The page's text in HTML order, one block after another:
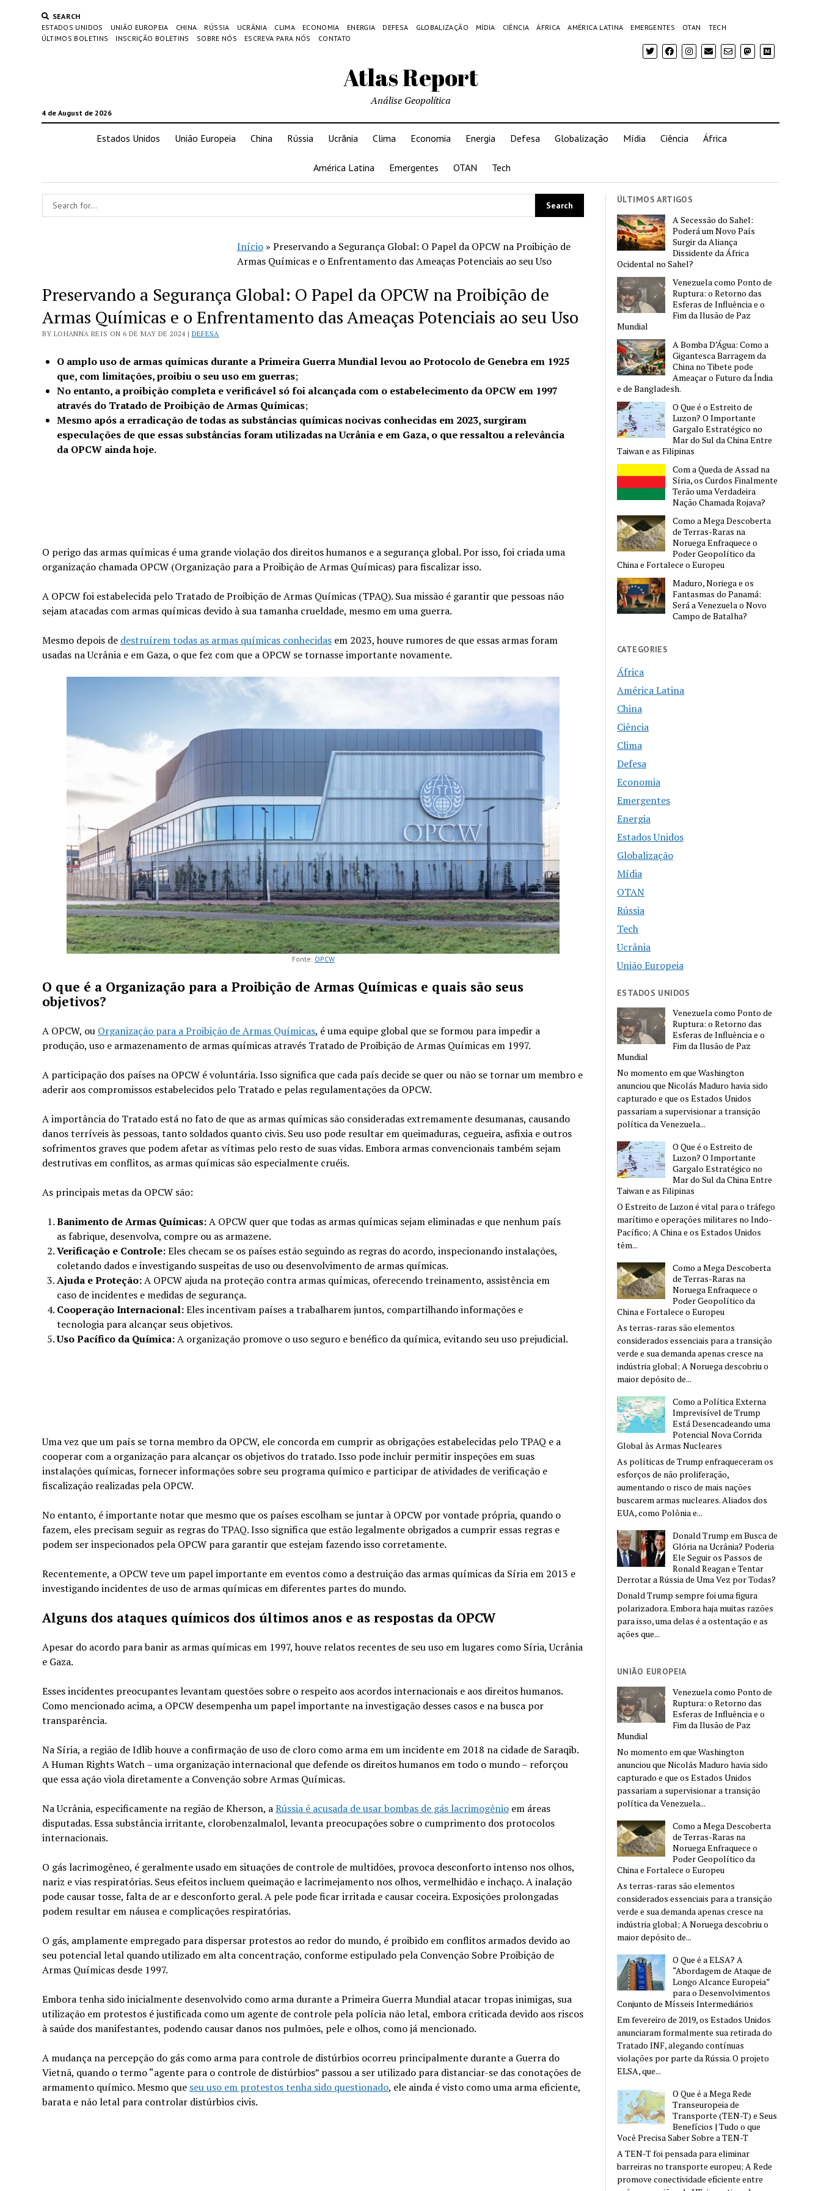
SEARCH
ESTADOS UNIDOS
UNIÃO EUROPEIA CHINA RÚSSIA UCRÂNIA CLIMA ECONOMIA ENERGIA DEFESA GLOBALIZAÇÃO MÍDIA CIÊNCIA ÁFRICA AMÉRICA LATINA EMERGENTES OTAN
TECH
ÚLTIMOS BOLETINS
INSCRIÇÃO BOLETINS SOBRE NÓS ESCREVA PARA NÓS CONTATO
Atlas Report
4 de August de 2026
Análise Geopolítica
Estados Unidos União Europeia China Rússia Ucrânia Clima Economia Energia Defesa Globalização Mídia Ciência África
América Latina Emergentes OTAN Tech
Início» Preservando a Segurança Global: O Papel da OPCW na Proibição de
Armas Químicas e o Enfrentamento das Ameaças Potenciais ao seu Uso
Preservando a Segurança Global: O Papel da OPCW na Proibição de
Armas Químicas e o Enfrentamento das Ameaças Potenciais ao seu Uso
BY LOHANNA REIS ON 6 DE MAY DE 2024 | DEFESA
O amplo uso de armas químicas durante a Primeira Guerra Mundial levou ao Protocolo de Genebra em 1925
que, com limitações, proibiu o seu uso em guerras;
No entanto, a proibição completa e verificável só foi alcançada com o estabelecimento da OPCW em 1997
através do Tratado de Proibição de Armas Químicas;
Mesmo após a erradicação de todas as substâncias químicas nocivas conhecidas em 2023, surgiram
especulações de que essas substâncias foram utilizadas na Ucrânia e em Gaza, o que ressaltou a relevância
da OPCW ainda hoje.
O perigo das armas químicas é uma grande violação dos direitos humanos e a segurança global. Por isso, foi criada uma
organização chamada OPCW (Organização para a Proibição de Armas Químicas) para fiscalizar isso.
A OPCW foi estabelecida pelo Tratado de Proibição de Armas Químicas (TPAQ). Sua missão é garantir que pessoas não
sejam atacadas com armas químicas devido à sua tamanha crueldade, mesmo em uma guerra.
Mesmo depois de destruírem todas as armas químicas conhecidasem 2023, houve rumores de que essas armas foram
usadas na Ucrânia e em Gaza, o que fez com que a OPCW se tornasse importante novamente.
Fonte: OPCW
O que é a Organização para a Proibição de Armas Químicas e quais são seus
objetivos?
A OPCW, ou Organização para a Proibição de Armas Químicas, é uma equipe global que se formou para impedir a
produção, uso e armazenamento de armas químicas através Tratado de Proibição de Armas Químicas em 1997.
A participação dos países na OPCW é voluntária. Isso significa que cada país decide se quer ou não se tornar um membro e
aderir aos compromissos estabelecidos pelo Tratado e pelas regulamentações da OPCW.
A importância do Tratado está no fato de que as armas químicas são consideradas extremamente desumanas, causando
danos terríveis às pessoas, tanto soldados quanto civis. Seu uso pode resultar em queimaduras, cegueira, asfixia e outros
sofrimentos graves que podem afetar as vítimas pelo resto de suas vidas. Embora armas convencionais também sejam
destrutivas em conflitos, as armas químicas são especialmente cruéis.
As principais metas da OPCW são:
Banimento de Armas Químicas:A OPCW quer que todas as armas químicas sejam eliminadas e que nenhum país
as fabrique, desenvolva, compre ou as armazene.
Verificação e Controle:Eles checam se os países estão seguindo as regras do acordo, inspecionando instalações,
coletando dados e investigando suspeitas de uso ou desenvolvimento de armas químicas.
Ajuda e Proteção:A OPCW ajuda na proteção contra armas químicas, oferecendo treinamento, assistência em
caso de incidentes e medidas de segurança.
Cooperação Internacional:Eles incentivam países a trabalharem juntos, compartilhando informações e
tecnologia para alcançar seus objetivos.
Uso Pacífico da Química:A organização promove o uso seguro e benéfico da química, evitando seu uso prejudicial.
Uma vez que um país se torna membro da OPCW, ele concorda em cumprir as obrigações estabelecidas pelo TPAQ e a
cooperar com a organização para alcançar os objetivos do tratado. Isso pode incluir permitir inspeções em suas
instalações químicas, fornecer informações sobre seu programa químico e participar de atividades de verificação e
fiscalização realizadas pela OPCW.
No entanto, é importante notar que mesmo que os países escolham se juntar à OPCW por vontade própria, quando o
fazem, eles precisam seguir as regras do TPAQ. Isso significa que estão legalmente obrigados a cumprir essas regras e
podem ser inspecionados pela OPCW para garantir que estejam fazendo isso corretamente.
Recentemente, a OPCW teve um papel importante em eventos como a destruição das armas químicas da Síria em 2013 e
investigando incidentes de uso de armas químicas em diferentes partes do mundo.
Alguns dos ataques químicos dos últimos anos e as respostas da OPCW
Apesar do acordo para banir as armas químicas em 1997, houve relatos recentes de seu uso em lugares como Síria, Ucrânia
e Gaza.
Esses incidentes preocupantes levantam questões sobre o respeito aos acordos internacionais e aos direitos humanos.
Como mencionado acima, a OPCW desempenha um papel importante na investigação desses casos e na busca por
transparência.
Na Síria, a região de Idlib houve a confirmação de uso de cloro como arma em um incidente em 2018 na cidade de Saraqib.
A Human Rights Watch – uma organização internacional que defende os direitos humanos em todo o mundo – reforçou
que essa ação viola diretamente a Convenção sobre Armas Químicas.
Na Ucrânia, especificamente na região de Kherson, aRússia é acusada de usar bombas de gás lacrimogênioem áreas
disputadas. Essa substância irritante, clorobenzalmalol, levanta preocupações sobre o cumprimento dos protocolos
internacionais.
O gás lacrimogêneo, é geralmente usado em situações de controle de multidões, provoca desconforto intenso nos olhos,
nariz e vias respiratórias. Seus efeitos incluem queimação e lacrimejamento nos olhos, vermelhidão e inchaço. A inalação
pode causar tosse, falta de ar e desconforto geral. A pele pode ficar irritada e causar coceira. Exposições prolongadas
podem resultar em náusea e complicações respiratórias.
O gás, amplamente empregado para dispersar protestos ao redor do mundo, é proibido em conflitos armados devido ao
seu potencial letal quando utilizado em alta concentração, conforme estipulado pela Convenção Sobre Proibição de
Armas Químicas desde 1997.
Embora tenha sido inicialmente desenvolvido como arma durante a Primeira Guerra Mundial atacar tropas inimigas, sua
utilização em protestos é justificada como um agente de controle pela polícia não letal, embora criticada devido aos riscos
à saúde dos manifestantes, podendo causar danos nos pulmões, pele e olhos, como já mencionado.
A mudança na percepção do gás como arma para controle de distúrbios ocorreu principalmente durante a Guerra do
Vietnã, quando o termo “agente para o controle de distúrbios” passou a ser utilizado para distanciar-se das conotações de
armamento químico. Mesmo que seu uso em protestos tenha sido questionado, ele ainda é visto como uma arma eficiente,
barata e não letal para controlar distúrbios civis.
ÚLTIMOS ARTIGOS
A Secessão do Sahel:
Poderá um Novo País
Surgir da Aliança
Dissidente da África
Ocidental no Sahel?
Venezuela como Ponto de
Ruptura: o Retorno das
Esferas de Influência e o
Fim da Ilusão de Paz
Mundial
A Bomba D’Água: Como a
Gigantesca Barragem da
China no Tibete pode
Ameaçar o Futuro da Índia
e de Bangladesh.
O Que é o Estreito de
Luzon? O Importante
Gargalo Estratégico no
Mar do Sul da China Entre
Taiwan e as Filipinas
Com a Queda de Assad na
Síria, os Curdos Finalmente
Terão uma Verdadeira
Nação Chamada Rojava?
Como a Mega Descoberta
de Terras-Raras na
Noruega Enfraquece o
Poder Geopolítico da
China e Fortalece o Europeu
Maduro, Noriega e os
Fantasmas do Panamá:
Será a Venezuela o Novo
Campo de Batalha?
CATEGORIES
África
América Latina
China
Ciência
Clima
Defesa
Economia
Emergentes
Energia
Estados Unidos
Globalização
Mídia
OTAN
Rússia
Tech
Ucrânia
União Europeia
ESTADOS UNIDOS
Venezuela como Ponto de
Ruptura: o Retorno das
Esferas de Influência e o
Fim da Ilusão de Paz
Mundial
No momento em que Washington
anunciou que Nicolás Maduro havia sido
capturado e que os Estados Unidos
passariam a supervisionar a transição
política da Venezuela...
O Que é o Estreito de
Luzon? O Importante
Gargalo Estratégico no
Mar do Sul da China Entre
Taiwan e as Filipinas
O Estreito de Luzon é vital para o tráfego
marítimo e operações militares no Indo-
Pacífico; A China e os Estados Unidos
têm...
Como a Mega Descoberta
de Terras-Raras na
Noruega Enfraquece o
Poder Geopolítico da
China e Fortalece o Europeu
As terras-raras são elementos
considerados essenciais para a transição
verde e sua demanda apenas cresce na
indústria global; A Noruega descobriu o
maior depósito de...
Como a Política Externa
Imprevisível de Trump
Está Desencadeando uma
Potencial Nova Corrida
Global às Armas Nucleares
As políticas de Trump enfraqueceram os
esforços de não proliferação,
aumentando o risco de mais nações
buscarem armas nucleares. Aliados dos
EUA, como Polônia e...
Donald Trump em Busca de
Glória na Ucrânia? Poderia
Ele Seguir os Passos de
Ronald Reagan e Tentar
Derrotar a Rússia de Uma Vez por Todas?
Donald Trump sempre foi uma figura
polarizadora. Embora haja muitas razões
para isso, uma delas é a ostentação e as
ações que...
UNIÃO EUROPEIA
Venezuela como Ponto de
Ruptura: o Retorno das
Esferas de Influência e o
Fim da Ilusão de Paz
Mundial
No momento em que Washington
anunciou que Nicolás Maduro havia sido
capturado e que os Estados Unidos
passariam a supervisionar a transição
política da Venezuela...
Como a Mega Descoberta
de Terras-Raras na
Noruega Enfraquece o
Poder Geopolítico da
China e Fortalece o Europeu
As terras-raras são elementos
considerados essenciais para a transição
verde e sua demanda apenas cresce na
indústria global; A Noruega descobriu o
maior depósito de...
O Que é a ELSA? A
“Abordagem de Ataque de
Longo Alcance Europeia”
para o Desenvolvimentos
Conjunto de Mísseis Intermediários
Em fevereiro de 2019, os Estados Unidos
anunciaram formalmente sua retirada do
Tratado INF, alegando contínuas
violações por parte da Rússia. O projeto
ELSA, que...
O Que é a Mega Rede
Transeuropeia de
Transporte (TEN-T) e Seus
Benefícios | Tudo o que
Você Precisa Saber Sobre a TEN-T
A TEN-T foi pensada para eliminar
barreiras no transporte europeu; A Rede
promove conectividade eficiente entre